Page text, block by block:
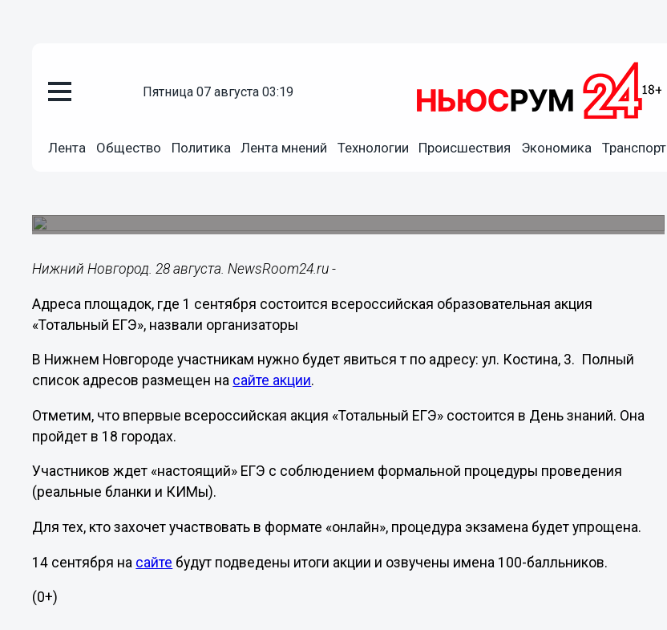
пятница 07 августа 03:19
Лента Общество Политика Лента мнений Технологии Происшествия Экономика Транспорт
Названы основные площадки, где будут писать «Тотальный
Нижний Новгород. 28 августа. NewsRoom24.ru -
Адреса площадок, где 1 сентября состоится всероссийская образовательная акция
«Тотальный ЕГЭ», назвали организаторы
В Нижнем Новгороде участникам нужно будет явиться т по адресу: ул. Костина, 3. Полный
список адресов размещен на сайте акции.
Отметим, что впервые всероссийская акция «Тотальный ЕГЭ» состоится в День знаний. Она
пройдет в 18 городах.
Участников ждет «настоящий» ЕГЭ с соблюдением формальной процедуры проведения
(реальные бланки и КИМы).
Для тех, кто захочет участвовать в формате «онлайн», процедура экзамена будет упрощена.
14 сентября на сайте будут подведены итоги акции и озвучены имена 100-балльников.
(0+)